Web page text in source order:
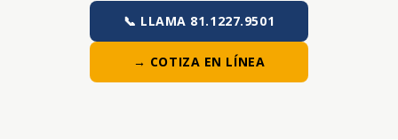
📞 LLAMA 81.1227.9501
→ COTIZA EN LÍNEA